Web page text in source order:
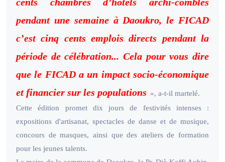
pendant une semaine à Daoukro, le FICAD
c’est cinq cents emplois directs pendant la
période de célébration... Cela pour vous dire
que le FICAD a un impact socio-économique
et financier sur les populations », a-t-il martelé.
Cette édition promet dix jours de festivités intenses :
expositions d'artisanat, spectacles de danse et de musique,
concours de masques, ainsi que des ateliers de formation
pour les jeunes talents.